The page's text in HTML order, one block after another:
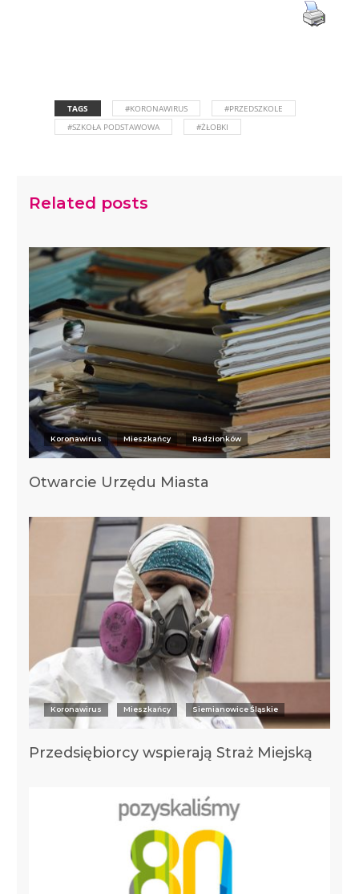
TAGS #KORONAWIRUS
#PRZEDSZKOLE
#SZKOŁA PODSTAWOWA
#ŻŁOBKI
Related posts
Koronawirus Mieszkańcy Radzionków
Otwarcie Urzędu Miasta
Koronawirus Mieszkańcy Siemianowice Śląskie
Przedsiębiorcy wspierają Straż Miejską